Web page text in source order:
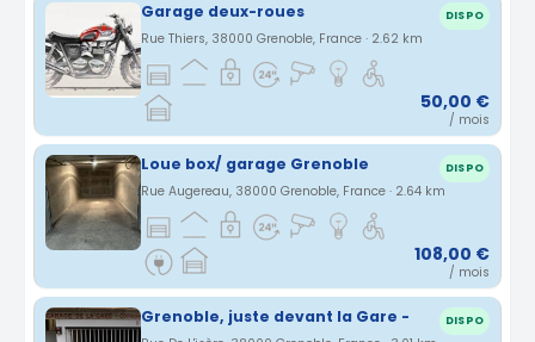
Garage deux-roues DISPO
Rue Thiers, 38000 Grenoble, France · 2.62 km
50,00 €
/ mois
Loue box/ garage Grenoble DISPO
Rue Augereau, 38000 Grenoble, France · 2.64 km
108,00 €
/ mois
Grenoble, juste devant la Gare - DISPO